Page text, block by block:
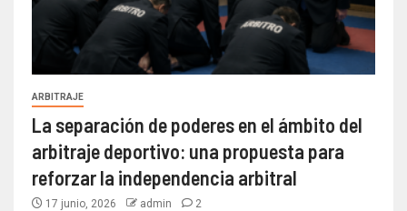
ARBITRAJE
La separación de poderes en el ámbito del
arbitraje deportivo: una propuesta para
reforzar la independencia arbitral
17 junio, 2026 admin 2